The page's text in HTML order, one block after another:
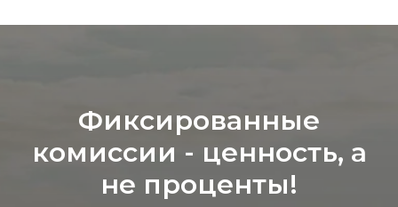
Фиксированные
комиссии - ценность, а
не проценты!